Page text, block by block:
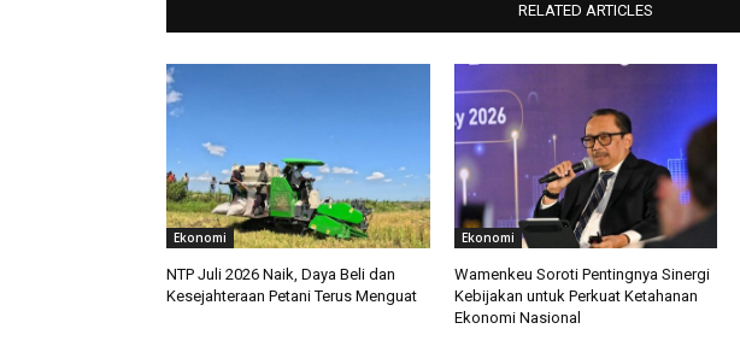
RELATED ARTICLES
Ekonomi
NTP Juli 2026 Naik, Daya Beli dan
Kesejahteraan Petani Terus Menguat
Ekonomi
Wamenkeu Soroti Pentingnya Sinergi
Kebijakan untuk Perkuat Ketahanan
Ekonomi Nasional